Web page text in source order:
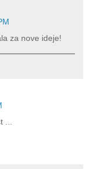
za nove ideje!
...